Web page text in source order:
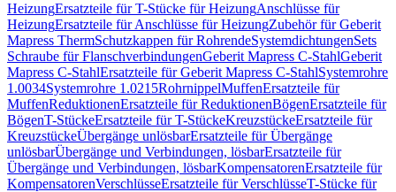
HeizungErsatzteile für T-Stücke für HeizungAnschlüsse für
HeizungErsatzteile für Anschlüsse für HeizungZubehör für Geberit
Mapress ThermSchutzkappen für RohrendeSystemdichtungenSets
Schraube für FlanschverbindungenGeberit Mapress C-StahlGeberit
Mapress C-StahlErsatzteile für Geberit Mapress C-StahlSystemrohre
1.0034Systemrohre 1.0215RohrnippelMuffenErsatzteile für
MuffenReduktionenErsatzteile für ReduktionenBögenErsatzteile für
BögenT-StückeErsatzteile für T-StückeKreuzstückeErsatzteile für
KreuzstückeÜbergänge unlösbarErsatzteile für Übergänge
unlösbarÜbergänge und Verbindungen, lösbarErsatzteile für
Übergänge und Verbindungen, lösbarKompensatorenErsatzteile für
KompensatorenVerschlüsseErsatzteile für VerschlüsseT-Stücke für